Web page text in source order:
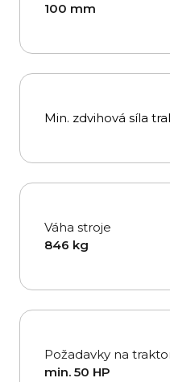
100 mm
Min. zdvihová síla
Váha stroje
846 kg
Požadavky na
min. 50 HP